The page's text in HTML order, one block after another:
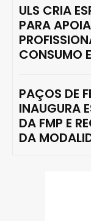
ULS CRIA
PARA
CONSUMO
PAÇOS DE
INAUGURA
DA FMP E
DA